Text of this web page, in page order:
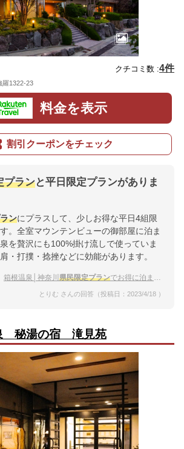
クチコミ数 :4件
羅1322-23
料金を表示
割引クーポンをチェック
プランと平日限定プランがありま
ンにプラスして、少しお得な平日4組限
。全室マウンテンビューの御部屋に泊ま
を贅沢にも100%掛け流しで使っていま
・打撲・捻挫などに効能があります。
箱根温泉│神奈川 県民限定プランでお得に泊まれる温泉宿は？
とりむ さんの回答（投稿日：2023/4/18 ）
秘湯の宿 滝見苑